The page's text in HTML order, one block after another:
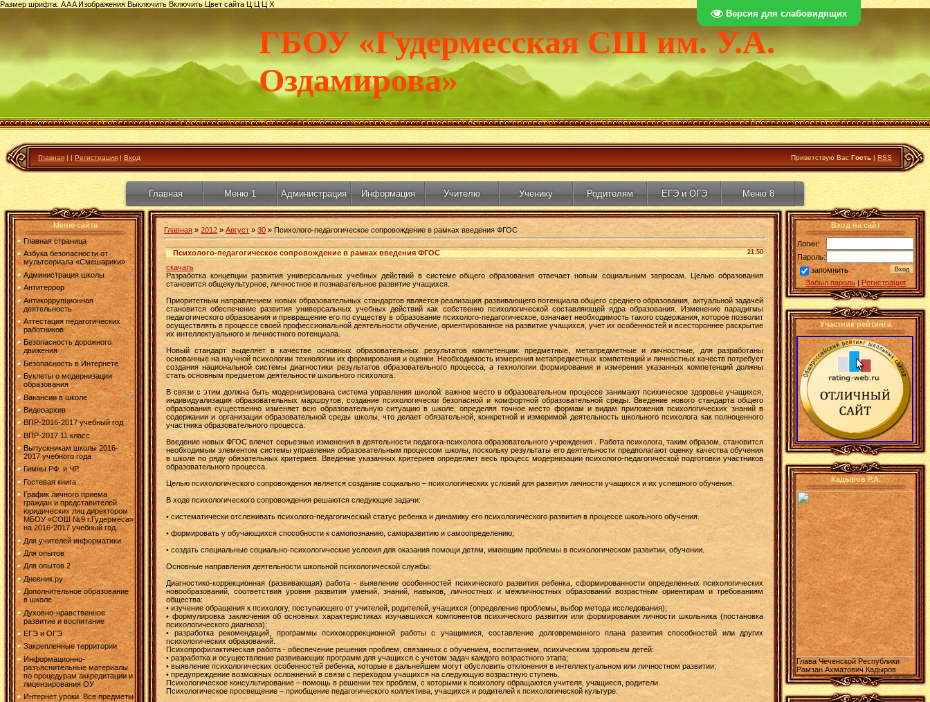
Версия для слабовидящих
Размер шрифта:AAAИзображения Выключить ВключитьЦвет сайта Ц Ц Ц Х
ГБОУ «Гудермесская СШ им. У.А.
Оздамирова»
Главная | | Регистрация | Вход Приветствую Вас Гость | RSS
Главная Меню 1 Администрация Информация Учителю Ученику Родителям ЕГЭ и ОГЭ Меню 8
Меню сайта
Главная страница
Азбука безопасности от
мультсериала «Смешарики»
Администрация школы
Антитеррор
Антикоррупционная
деятельность
Аттестация педагогических
работников
Безопасность дорожного
движения
Безопасность в Интернете
Буклеты о модернизации
образования
Вакансии в школе
Видеоархив
ВПР-2016-2017 учебный год
ВПР-2017 11 класс
Выпускникам школы 2016-
2017 учебного года
Гимны РФ. и ЧР.
Гостевая книга
График личного приема
граждан и представителей
юридических лиц директором
МБОУ «СОШ №9 г.Гудермеса»
на 2016-2017 учебный год.
Для учителей информатики
Для опытов
Для опытов 2
Дневник.ру
Дополнительное образование
в школе
Духовно-нравственное
развитие и воспитание
ЕГЭ и ОГЭ
Закрепленные территории
Информационно-
разъяснительные материалы
по процедурам аккредитации и
лицензирования ОУ
Интернет уроки. Все предметы
Главная » 2012 » Август » 30 » Психолого-педагогическое сопровождение в рамках введения ФГОС
21:50
Психолого-педагогическое сопровождение в рамках введения ФГОС
скачать
Разработка концепции развития универсальных учебных действий в системе общего образования отвечает новым социальным запросам. Целью образования
становится общекультурное, личностное и познавательное развитие учащихся.
Приоритетным направлением новых образовательных стандартов является реализация развивающего потенциала общего среднего образования, актуальной задачей
становится обеспечение развития универсальных учебных действий как собственно психологической составляющей ядра образования. Изменение парадигмы
педагогического образования и превращение его по существу в образование психолого-педагогическое, означает необходимость такого содержания, которое позволит
осуществлять в процессе своей профессиональной деятельности обучение, ориентированное на развитие учащихся, учет их особенностей и всестороннее раскрытие
их интеллектуального и личностного потенциала.
Новый стандарт выделяет в качестве основных образовательных результатов компетенции: предметные, метапредметные и личностные, для разработаны
основанные на научной психологии технологии их формирования и оценки. Необходимость измерения метапредметных компетенций и личностных качеств потребует
создания национальной системы диагностики результатов образовательного процесса, а технологии формирования и измерения указанных компетенций должны
стать основным предметом деятельности школьного психолога.
В связи с этим должна быть модернизирована система управления школой: важное место в образовательном процессе занимают психическое здоровье учащихся,
индивидуализация образовательных маршрутов, создание психологически безопасной и комфортной образовательной среды. Введение нового стандарта общего
образования существенно изменяет всю образовательную ситуацию в школе, определяя точное место формам и видам приложения психологических знаний в
содержании и организации образовательной среды школы, что делает обязательной, конкретной и измеримой деятельность школьного психолога как полноценного
участника образовательного процесса.
Введение новых ФГОС влечет серьезные изменения в деятельности педагога-психолога образовательного учреждения . Работа психолога, таким образом, становится
необходимым элементом системы управления образовательным процессом школы, поскольку результаты его деятельности предполагают оценку качества обучения
в школе по ряду обязательных критериев. Введение указанных критериев определяет весь процесс модернизации психолого-педагогической подготовки участников
образовательного процесса.
Целью психологического сопровождения является создание социально – психологических условий для развития личности учащихся и их успешного обучения.
В ходе психологического сопровождения решаются следующие задачи:
• систематически отслеживать психолого-педагогический статус ребенка и динамику его психологического развития в процессе школьного обучения.
• формировать у обучающихся способности к самопознанию, саморазвитию и самоопределению;
• создать специальные социально-психологические условия для оказания помощи детям, имеющим проблемы в психологическом развитии, обучении.
Основные направления деятельности школьной психологической службы:
Диагностико-коррекционная (развивающая) работа - выявление особенностей психического развития ребенка, сформированности определенных психологических
новообразований, соответствия уровня развития умений, знаний, навыков, личностных и межличностных образований возрастным ориентирам и требованиям
общества:
• изучение обращения к психологу, поступающего от учителей, родителей, учащихся (определение проблемы, выбор метода исследования);
• формулировка заключения об основных характеристиках изучавшихся компонентов психического развития или формирования личности школьника (постановка
психологического диагноза);
• разработка рекомендаций, программы психокоррекционной работы с учащимися, составление долговременного плана развития способностей или других
психологических образований.
Психопрофилактическая работа - обеспечение решения проблем, связанных с обучением, воспитанием, психическим здоровьем детей:
• разработка и осуществление развивающих программ для учащихся с учетом задач каждого возрастного этапа;
• выявление психологических особенностей ребенка, которые в дальнейшем могут обусловить отклонения в интеллектуальном или личностном развитии;
• предупреждение возможных осложнений в связи с переходом учащихся на следующую возрастную ступень.
Психологическое консультирование – помощь в решении тех проблем, с которыми к психологу обращаются учителя, учащиеся, родители.
Психологическое просвещение – приобщение педагогического коллектива, учащихся и родителей к психологической культуре.
Вход на сайт
Логин:
Пароль:
запомнить
Забыл пароль | Регистрация
Участник рейтинга
Кадыров Р.А.
Глава Чеченской Республики
Рамзан Ахматович Кадыров